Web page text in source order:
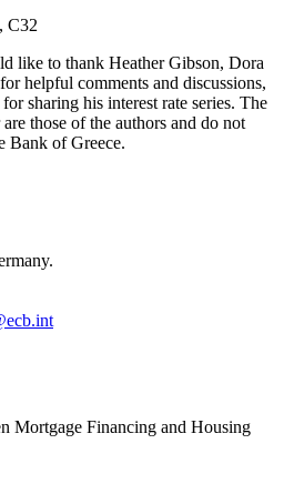
C32
like to thank Heather Gibson, Dora
helpful comments and discussions,
sharing his interest rate series. The
those of the authors and do not
Bank of Greece.
Mortgage Financing and Housing